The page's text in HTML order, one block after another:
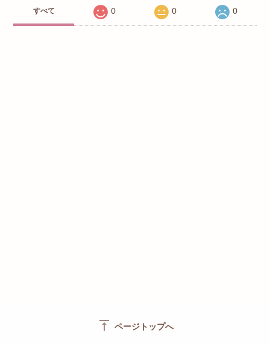
すべて 0 0 0
vertical_align_top ページトップへ